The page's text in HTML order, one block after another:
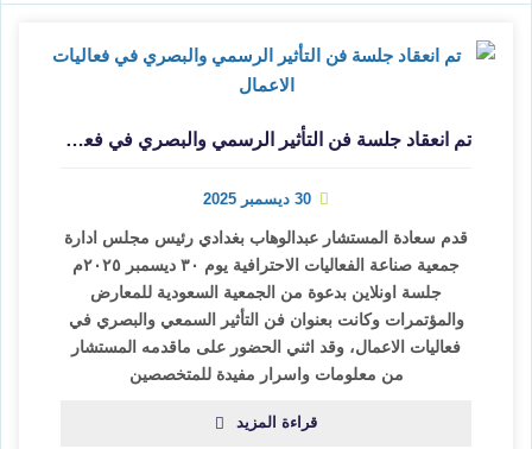
تم انعقاد جلسة فن التأثير الرسمي والبصري في فعاليات الاعمال
30 ديسمبر 2025
قدم سعادة المستشار عبدالوهاب بغدادي رئيس مجلس ادارة
جمعية صناعة الفعاليات الاحترافية يوم ٣٠ ديسمبر ٢٠٢٥م
جلسة اونلاين بدعوة من الجمعية السعودية للمعارض
والمؤتمرات وكانت بعنوان فن التأثير السمعي والبصري في
فعاليات الاعمال، وقد اثني الحضور على ماقدمه المستشار
من معلومات واسرار مفيدة للمتخصصين
قراءة المزيد